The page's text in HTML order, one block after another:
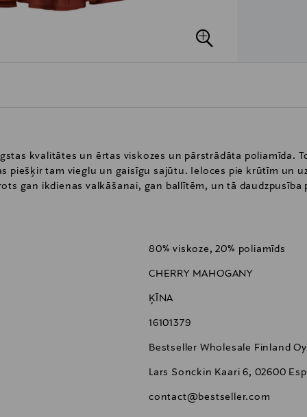
kvalitātes un ērtas viskozes un pārstrādāta poliamīda.
piešķir tam vieglu un gaisīgu sajūtu. Ieloces pie krūtīm un
gan ikdienas valkāšanai, gan ballītēm, un tā
80% viskoze, 20% poliamīds
CHERRY MAHOGANY
ĶĪNA
16101379
Bestseller Wholesale Finland Oy
Lars Sonckin Kaari 6, 02600
contact@bestseller.com